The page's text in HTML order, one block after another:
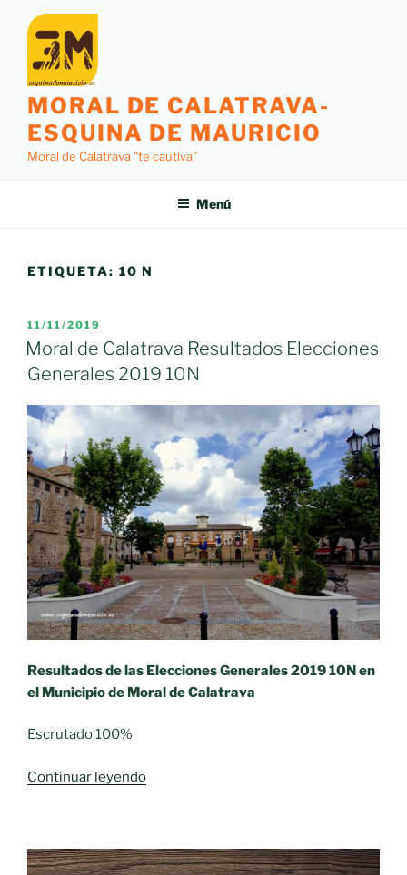
contenido
MORAL DE CALATRAVA-
ESQUINA DE MAURICIO
Moral de Calatrava "te cautiva"
Menú
ETIQUETA: 10 N
PUBLICADO
EL
11/11/2019
Moral de Calatrava Resultados Elecciones
Generales 2019 10N
Resultados de las Elecciones Generales 2019 10N en
el Municipio de Moral de Calatrava
Escrutado 100%
Continuar leyendo«Moral
Elecciones